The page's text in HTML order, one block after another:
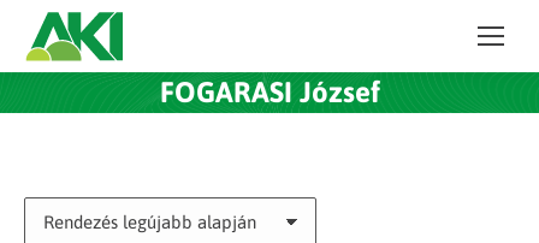
FOGARASI József